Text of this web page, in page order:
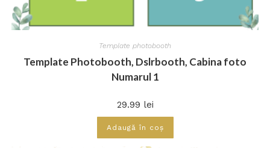
Template photobooth
Template Photobooth, Dslrbooth, Cabina foto
Numarul 1
29.99 lei
Adaugă în coș